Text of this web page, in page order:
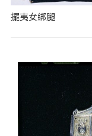
擺夷女綁腿